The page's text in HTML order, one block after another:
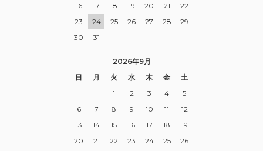
16
17 18 19 20 21
22
23
24 25 26 27 28
29
30
31
2026年9月
日
月 火 水 木 金
土
1
2 3 4
5
6
7 8 9 10 11
12
13
14 15 16 17 18
19
20
21 22 23 24 25
26